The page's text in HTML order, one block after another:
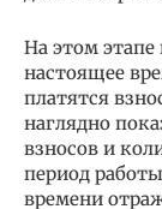
На этом
настоящее
платятся
наглядно
взносов и
период
времени